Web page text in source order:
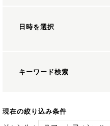
日時を選択
キーワード検索
現在の絞り込み条件